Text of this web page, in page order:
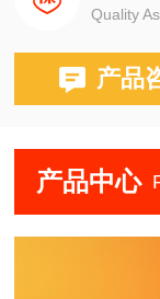
Quality
产品
产品中心